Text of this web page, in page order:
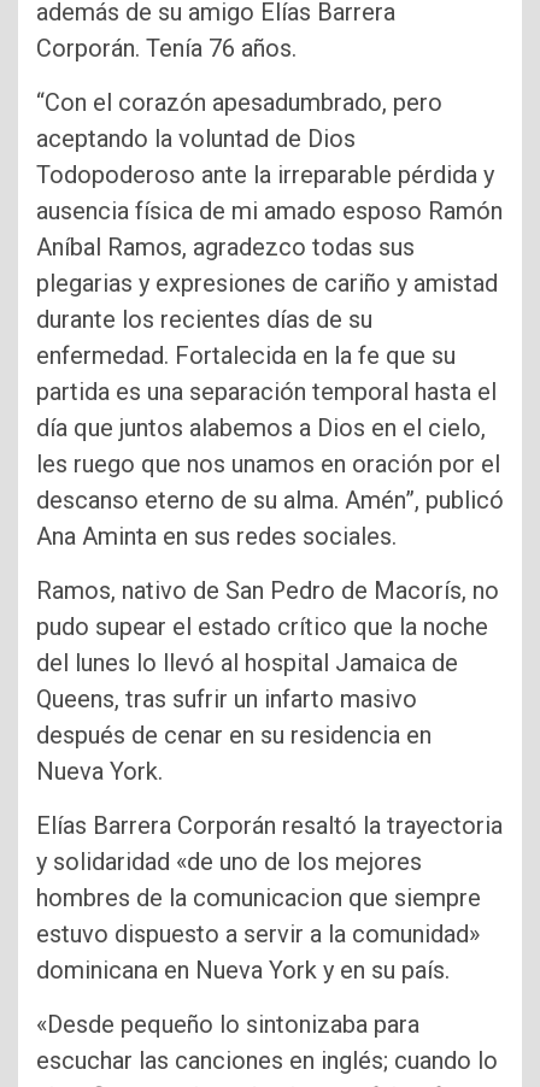
además de su amigo Elías Barrera
Corporán. Tenía 76 años.
“Con el corazón apesadumbrado, pero
aceptando la voluntad de Dios
Todopoderoso ante la irreparable pérdida y
ausencia física de mi amado esposo Ramón
Aníbal Ramos, agradezco todas sus
plegarias y expresiones de cariño y amistad
durante los recientes días de su
enfermedad. Fortalecida en la fe que su
partida es una separación temporal hasta el
día que juntos alabemos a Dios en el cielo,
les ruego que nos unamos en oración por el
descanso eterno de su alma. Amén”, publicó
Ana Aminta en sus redes sociales.
Ramos, nativo de San Pedro de Macorís, no
pudo supear el estado crítico que la noche
del lunes lo llevó al hospital Jamaica de
Queens, tras sufrir un infarto masivo
después de cenar en su residencia en
Nueva York.
Elías Barrera Corporán resaltó la trayectoria
y solidaridad «de uno de los mejores
hombres de la comunicacion que siempre
estuvo dispuesto a servir a la comunidad»
dominicana en Nueva York y en su país.
«Desde pequeño lo sintonizaba para
escuchar las canciones en inglés; cuando lo